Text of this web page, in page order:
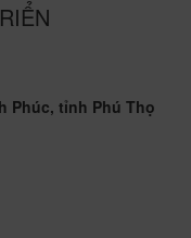
Phúc, tỉnh Phú Thọ